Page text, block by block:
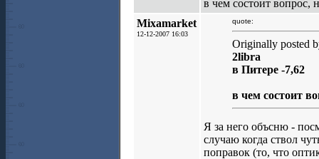
в чем состоит вопрос,
Mixamarket
12-12-2007 16:03
quote:
Originally posted
2libra
в Питере -7,62
в чем состоит
Я за него объсню -
случаю когда ствол
поправок (то, что